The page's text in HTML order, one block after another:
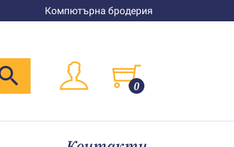
Компютърна бродерия
0